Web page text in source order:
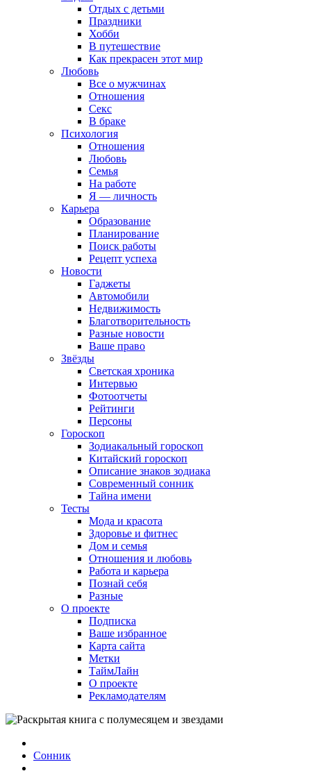
Отдых с детьми
Праздники
Хобби
В путешествие
Как прекрасен этот мир
Любовь
Все о мужчинах
Отношения
Секс
В браке
Психология
Отношения
Любовь
Семья
На работе
Я — личность
Карьера
Образование
Планирование
Поиск работы
Рецепт успеха
Новости
Гаджеты
Автомобили
Недвижимость
Благотворительность
Разные новости
Ваше право
Звёзды
Светская хроника
Интервью
Фотоотчеты
Рейтинги
Персоны
Гороскоп
Зодиакальный гороскоп
Китайский гороскоп
Описание знаков зодиака
Современный сонник
Тайна имени
Тесты
Мода и красота
Здоровье и фитнес
Дом и семья
Отношения и любовь
Работа и карьера
Познай себя
Разные
О проекте
Подписка
Ваше избранное
Карта сайта
Метки
ТаймЛайн
О проекте
Рекламодателям
Сонник